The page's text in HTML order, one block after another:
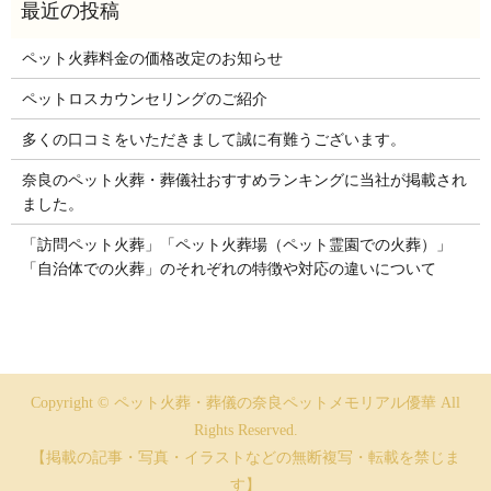
ペット火葬料金の価格改定のお知らせ
ペットロスカウンセリングのご紹介
多くの口コミをいただきまして誠に有難うございます。
奈良のペット火葬・葬儀社おすすめランキングに当社が掲載され
ました。
「訪問ペット火葬」「ペット火葬場（ペット霊園での火葬）」
「自治体での火葬」のそれぞれの特徴や対応の違いについて
Copyright © ペット火葬・葬儀の奈良ペットメモリアル優華 All
Rights Reserved.
【掲載の記事・写真・イラストなどの無断複写・転載を禁じま
す】